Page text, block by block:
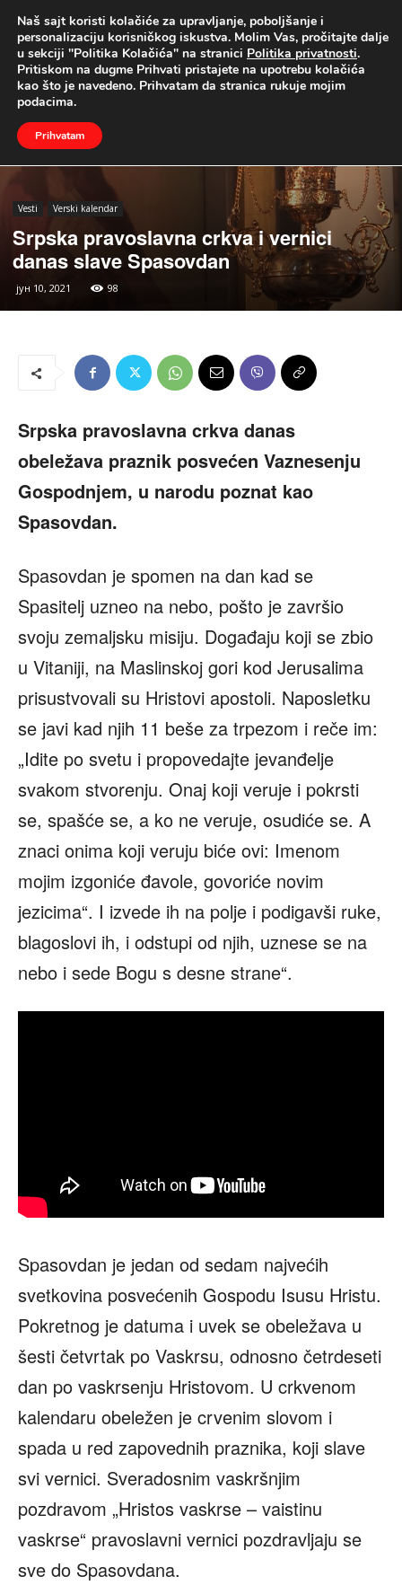
UŽIVO
Naslovna Vesti Verski kalendar
Vesti Verski kalendar
Srpska pravoslavna crkva i vernici
danas slave Spasovdan
јун 10, 2021 98
Srpska pravoslavna crkva danas
obeležava praznik posvećen Vaznesenju
Gospodnjem, u narodu poznat kao
Spasovdan.
Spasovdan je spomen na dan kad se
Spasitelj uzneo na nebo, pošto je završio
svoju zemaljsku misiju. Događaju koji se zbio
u Vitaniji, na Maslinskoj gori kod Jerusalima
prisustvovali su Hristovi apostoli. Naposletku
se javi kad njih 11 beše za trpezom i reče im:
„Idite po svetu i propovedajte jevanđelje
svakom stvorenju. Onaj koji veruje i pokrsti
se, spašće se, a ko ne veruje, osudiće se. A
znaci onima koji veruju biće ovi: Imenom
mojim izgoniće đavole, govoriće novim
jezicima“. I izvede ih na polje i podigavši ruke,
blagoslovi ih, i odstupi od njih, uznese se na
nebo i sede Bogu s desne strane“.
Spasovdan je jedan od sedam najvećih
svetkovina posvećenih Gospodu Isusu Hristu.
Pokretnog je datuma i uvek se obeležava u
šesti četvrtak po Vaskrsu, odnosno četrdeseti
dan po vaskrsenju Hristovom. U crkvenom
kalendaru obeležen je crvenim slovom i
spada u red zapovednih praznika, koji slave
svi vernici. Sveradosnim vaskršnjim
pozdravom „Hristos vaskrse – vaistinu
vaskrse“ pravoslavni vernici pozdravljaju se
sve do Spasovdana.
Naš sajt koristi kolačiće za upravljanje, poboljšanje i
personalizaciju korisničkog iskustva. Molim Vas, pročitajte dalje
u sekciji "Politika Kolačića" na stranici Politika privatnosti.
Pritiskom na dugme Prihvati pristajete na upotrebu kolačića
kao što je navedeno. Prihvatam da stranica rukuje mojim
podacima.
Prihvatam